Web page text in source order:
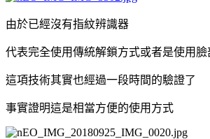
由於已經沒有指紋辨識器
代表完全使用傳統解鎖方式或者是使用
這項技術其實也經過一段時間的驗證了
事實證明這是相當方便的使用方式